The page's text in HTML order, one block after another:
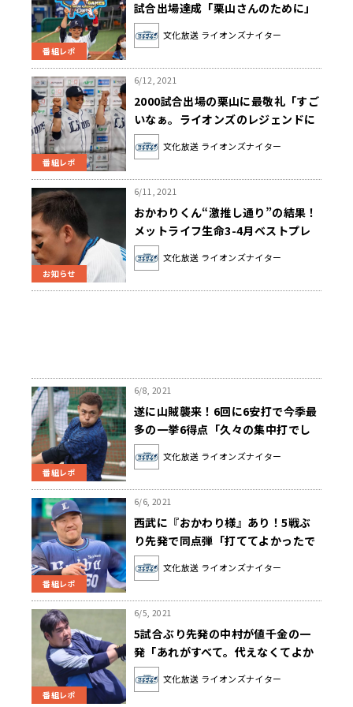
番組レポ
試合出場達成「栗山さんのために」
ナイン一丸で節目に花添えた
文化放送 ライオンズナイター
番組レポ
6/12, 2021
2000試合出場の栗山に最敬礼「すご
いなぁ。ライオンズのレジェンドに
なる」…本日の【#辻コメ】
文化放送 ライオンズナイター
お知らせ
6/11, 2021
おかわりくん“激推し通り”の結果！
メットライフ生命3-4月ベストプレ
ー賞は栗山巧＆平良海馬に決定
文化放送 ライオンズナイター
番組レポ
6/8, 2021
遂に山賊襲来！6回に6安打で今季最
多の一挙6得点「久々の集中打でし
たねぇ」…本日の【#辻コメ】
文化放送 ライオンズナイター
番組レポ
6/6, 2021
西武に『おかわり様』あり！5戦ぶ
り先発で同点弾「打ててよかったで
す！」今井を救う助言は「別に何
も」
文化放送 ライオンズナイター
番組レポ
6/5, 2021
5試合ぶり先発の中村が値千金の一
発「あれがすべて。代えなくてよか
ったね(笑)」…本日の【#辻コメ】
文化放送 ライオンズナイター